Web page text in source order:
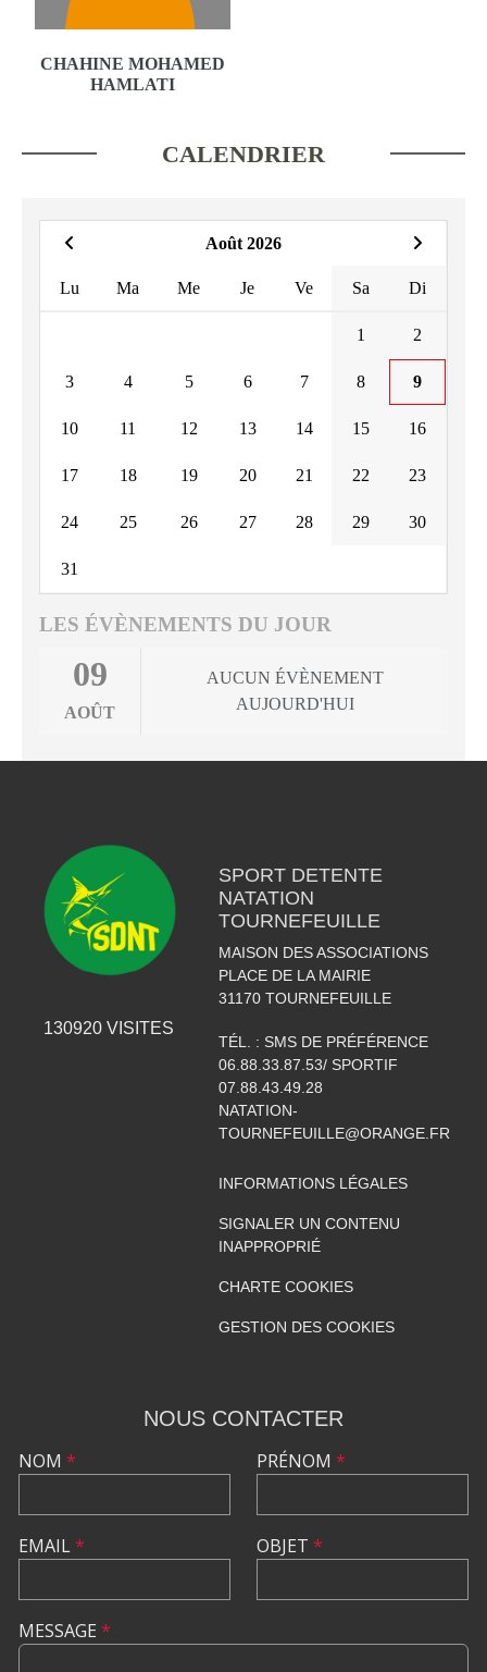
CHAHINE MOHAMED
HAMLATI
CALENDRIER
Août 2026
Lu Ma Me Je Ve Sa Di
1 2
3 4 5 6 7 8 9
10 11 12 13 14 15 16
17 18 19 20 21 22 23
24 25 26 27 28 29 30
31
LES ÉVÈNEMENTS DU JOUR
09
AOÛT
AUCUN ÉVÈNEMENT
AUJOURD'HUI
130920 VISITES
SPORT DETENTE
NATATION
TOURNEFEUILLE
MAISON DES ASSOCIATIONS
PLACE DE LA MAIRIE
31170 TOURNEFEUILLE
TÉL. : SMS DE PRÉFÉRENCE
06.88.33.87.53/ SPORTIF
07.88.43.49.28
NATATION-
TOURNEFEUILLE@ORANGE.FR
INFORMATIONS LÉGALES
SIGNALER UN CONTENU
INAPPROPRIÉ
CHARTE COOKIES
GESTION DES COOKIES
NOUS CONTACTER
NOM *
EMAIL*
PRÉNOM *
OBJET *
MESSAGE *